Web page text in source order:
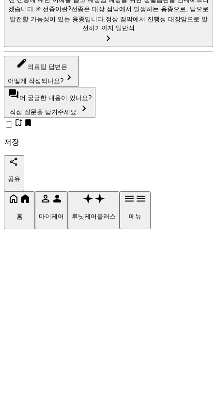
겠습니다.✳️ 선종이란?선종은 대장 점막에서 발생하는 용종으로, 암으로
발전할 가능성이 있는 용종입니다.정상 점막에서 진행성 대장암으로 발
전하기까지 일반적
의료팀 답변은
어떻게 작성되나요?
더 궁금한 내용이 있나요?
직접 질문을 남겨주세요.
저장
공유
홈 마이케어 루닛케어플러스 메뉴